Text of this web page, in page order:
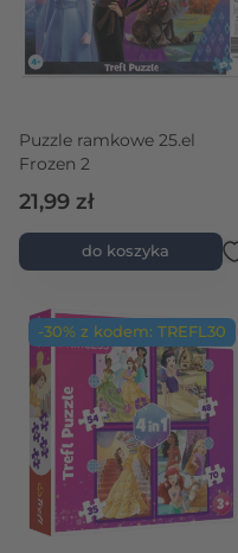
Puzzle ramkowe 25.el
Frozen 2
21,99 zł
do koszyka
-30% z kodem: TREFL30